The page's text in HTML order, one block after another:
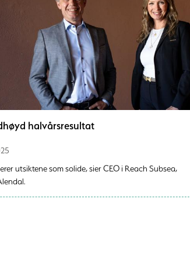
halvårsresultat
utsiktene som solide, sier CEO i Reach Subsea,